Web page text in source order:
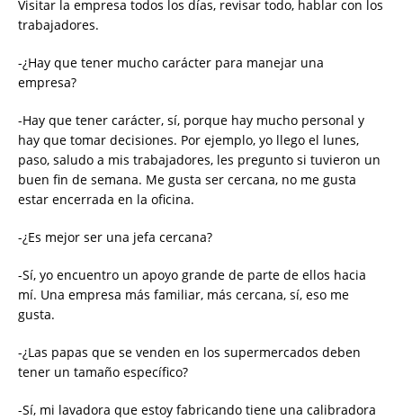
Visitar la empresa todos los días, revisar todo, hablar con los
trabajadores.
-¿Hay que tener mucho carácter para manejar una
empresa?
-Hay que tener carácter, sí, porque hay mucho personal y
hay que tomar decisiones. Por ejemplo, yo llego el lunes,
paso, saludo a mis trabajadores, les pregunto si tuvieron un
buen fin de semana. Me gusta ser cercana, no me gusta
estar encerrada en la oficina.
-¿Es mejor ser una jefa cercana?
-Sí, yo encuentro un apoyo grande de parte de ellos hacia
mí. Una empresa más familiar, más cercana, sí, eso me
gusta.
-¿Las papas que se venden en los supermercados deben
tener un tamaño específico?
-Sí, mi lavadora que estoy fabricando tiene una calibradora